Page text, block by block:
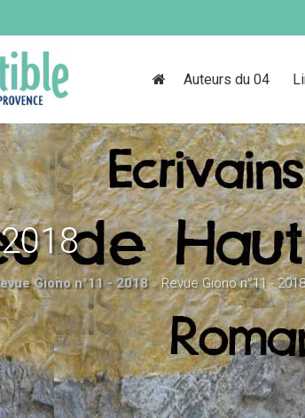
Auteurs du 04
Giono n°11 - 2018»Revue Giono n°11 - 2018